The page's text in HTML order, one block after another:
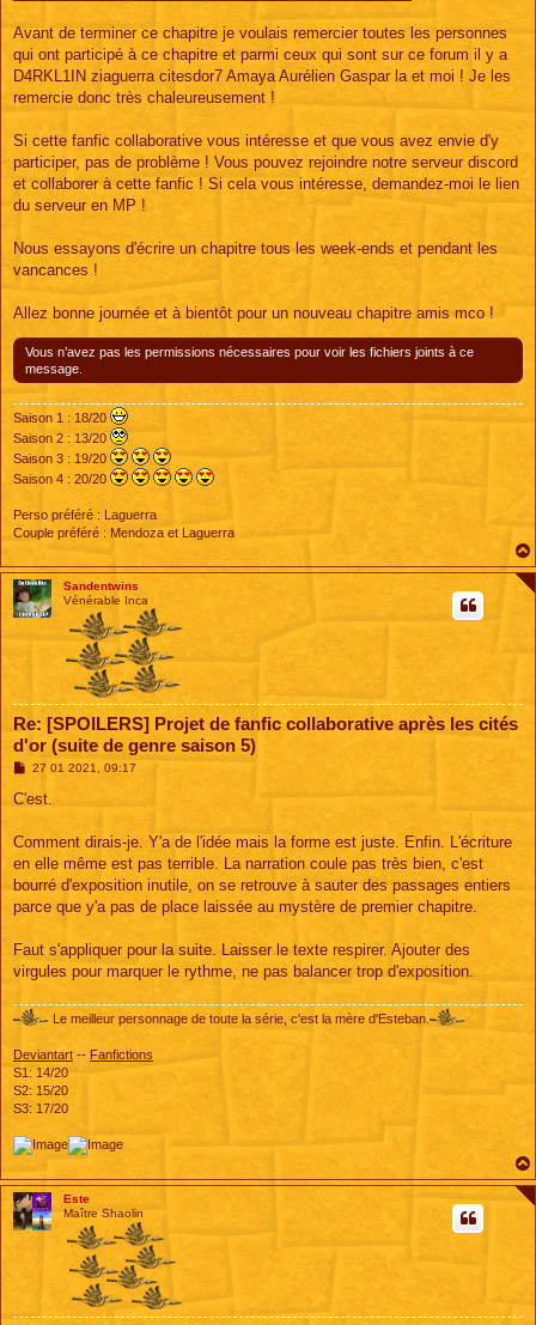
Avant de terminer ce chapitre je voulais remercier toutes les personnes
qui ont participé à ce chapitre et parmi ceux qui sont sur ce forum il y a
D4RKL1IN ziaguerra citesdor7 Amaya Aurélien Gaspar la et moi ! Je les
remercie donc très chaleureusement !
Si cette fanfic collaborative vous intéresse et que vous avez envie d'y
participer, pas de problème ! Vous pouvez rejoindre notre serveur discord
et collaborer à cette fanfic ! Si cela vous intéresse, demandez-moi le lien
du serveur en MP !
Nous essayons d'écrire un chapitre tous les week-ends et pendant les
vancances !
Allez bonne journée et à bientôt pour un nouveau chapitre amis mco !
Vous n’avez pas les permissions nécessaires pour voir les fichiers joints à ce
message.
Saison 1 : 18/20
Saison 2 : 13/20
Saison 3 : 19/20
Saison 4 : 20/20
Perso préféré : Laguerra
Couple préféré : Mendoza et Laguerra
Sandentwins
Vénérable Inca
Re: [SPOILERS] Projet de fanfic collaborative après les cités
d'or (suite de genre saison 5)
M
s
g
27 01 2021, 09:17
C'est.
Comment dirais-je. Y'a de l'idée mais la forme est juste. Enfin. L'écriture
en elle même est pas terrible. La narration coule pas très bien, c'est
bourré d'exposition inutile, on se retrouve à sauter des passages entiers
parce que y'a pas de place laissée au mystère de premier chapitre.
Faut s'appliquer pour la suite. Laisser le texte respirer. Ajouter des
virgules pour marquer le rythme, ne pas balancer trop d'exposition.
Le meilleur personnage de toute la série, c'est la mère d'Esteban.
Deviantart -- Fanfictions
S1: 14/20
S2: 15/20
S3: 17/20
Este
Maître Shaolin